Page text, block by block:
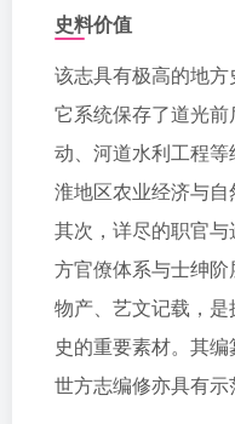
史料价值
该志具有极高的地方
它系统保存了道光
动、河道水利工程
淮地区农业经济与自
其次，详尽的职官
方官僚体系与士绅阶
物产、艺文记载，
史的重要素材。其
世方志编修亦具有示